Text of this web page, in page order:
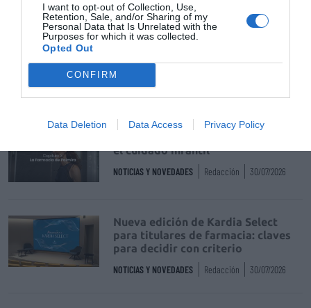
I want to opt-out of Collection, Use,
Retention, Sale, and/or Sharing of my
Personal Data that Is Unrelated with the
Purposes for which it was collected.
Opted Out
CONFIRM
Data Deletion Data Access Privacy Policy
Récord de comunicaciones para el
Farmacéutico de Oviedo
NOTICIAS Y NOVEDADES
el cuidado infantil
NOTICIAS Y NOVEDADES Redacción 30/07/2026
Nueva edición de Kardia Select
para titulares de farmacia: claves
para decidir con criterio
NOTICIAS Y NOVEDADES Redacción 30/07/2026